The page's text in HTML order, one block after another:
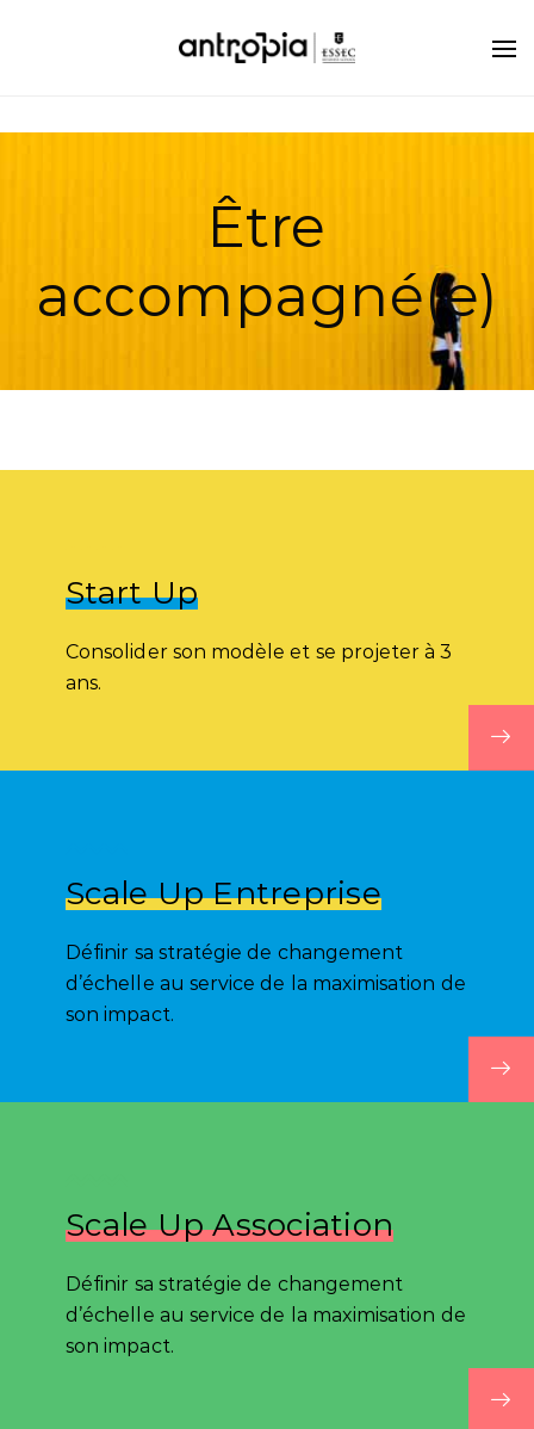
Être
accompagné(e)
Start Up
Consolider son modèle et se projeter à 3
ans.
Scale Up Entreprise
Définir sa stratégie de changement
d’échelle au service de la maximisation de
son impact.
Scale Up Association
Définir sa stratégie de changement
d’échelle au service de la maximisation de
son impact.